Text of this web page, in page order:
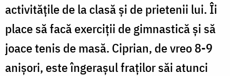
activitățile de la clasă și de prietenii lui. Îi
place să facă exerciții de gimnastică și să
joace tenis de masă. Ciprian, de vreo 8-9
anișori, este îngerașul fraților săi atunci